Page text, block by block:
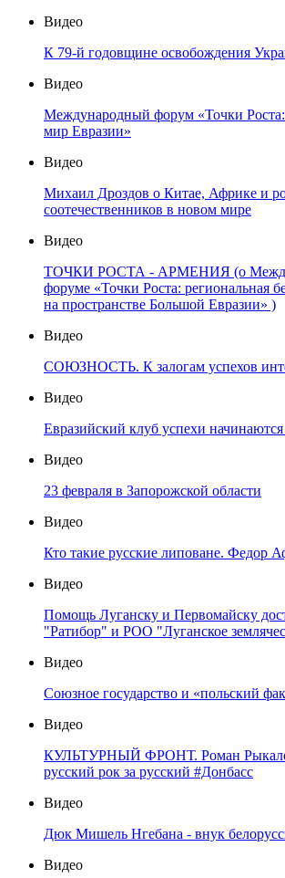
Видео
К 79-й годовщине освобождения
Видео
Международный форум «Точки
мир Евразии»
Видео
Михаил Дроздов о Китае, Африке и
соотечественников в новом мире
Видео
ТОЧКИ РОСТА - АРМЕНИЯ (о
форуме «Точки Роста: региональная
на пространстве Большой Евразии» )
Видео
СОЮЗНОСТЬ. К залогам успехов
Видео
Евразийский клуб успехи
Видео
23 февраля в Запорожской области
Видео
Кто такие русские липоване. Федор
Видео
Помощь Луганску и Первомайску
"Ратибор" и РОО "Луганское
Видео
Союзное государство и «польский
Видео
КУЛЬТУРНЫЙ ФРОНТ. Роман
русский рок за русский #Донбасс
Видео
Дюк Мишель Нгебана - внук
Видео